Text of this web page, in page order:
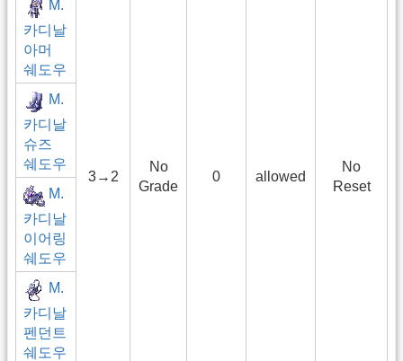
M.
카디날
아머
쉐도우
3→2
No
Grade
0 allowed
No
Reset
M.
카디날
슈즈
쉐도우
M.
카디날
이어링
쉐도우
M.
카디날
펜던트
쉐도우